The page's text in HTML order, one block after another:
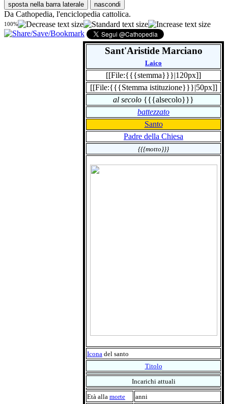
sposta nella barra laterale nascondi
Da Cathopedia, l'enciclopedia cattolica.
100%
Sant'Aristide Marciano
Laico
[[File:{{{stemma}}}|120px]]
[[File:{{{Stemma istituzione}}}|50px]]
al secolo {{{alsecolo}}}
battezzato
Santo
Padre della Chiesa
{{{motto}}}
Icona del santo
Titolo
Incarichi attuali
Età alla morte anni